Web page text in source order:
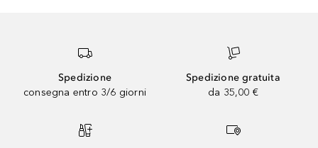
Spedizione
consegna entro 3/6 giorni
Spedizione gratuita
da 35,00 €